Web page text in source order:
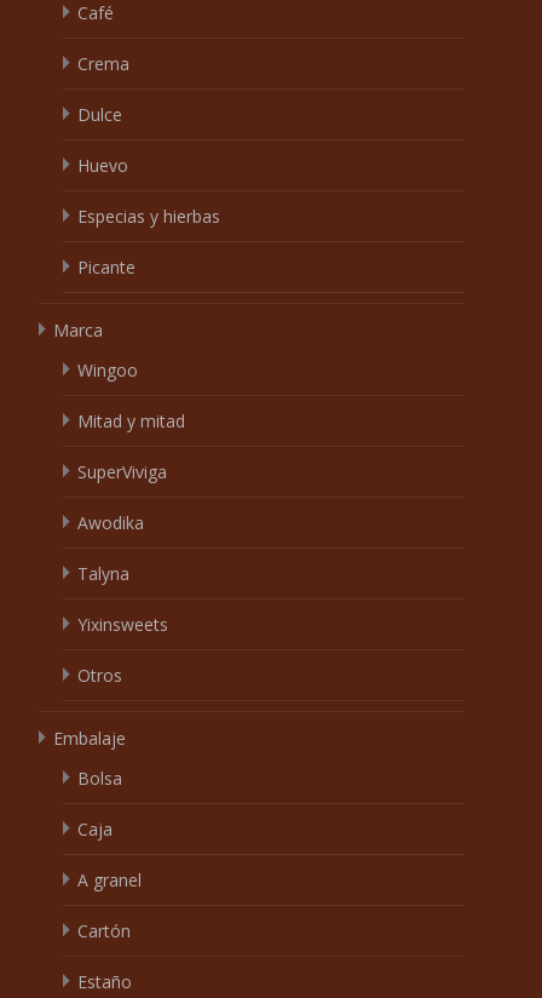
Café
Crema
Dulce
Huevo
Especias y hierbas
Picante
Marca
Wingoo
Mitad y mitad
SuperViviga
Awodika
Talyna
Yixinsweets
Otros
Embalaje
Bolsa
Caja
A granel
Cartón
Estaño